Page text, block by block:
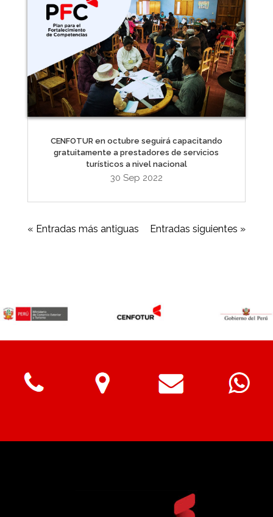
CENFOTUR en octubre seguirá capacitando
gratuitamente a prestadores de servicios
turísticos a nivel nacional
30 Sep 2022
« Entradas más antiguas Entradas siguientes »